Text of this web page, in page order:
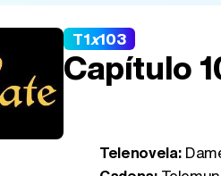
T1x103
Capítulo
Telenovela: